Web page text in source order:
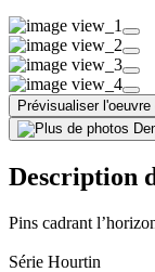
Prévisualiser
Description
Pins cadrant
Série Hourtin